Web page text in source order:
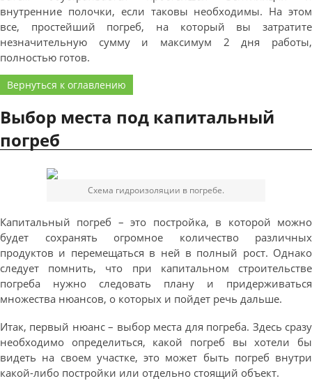
внутренние полочки, если таковы необходимы. На этом
все, простейший погреб, на который вы затратите
незначительную сумму и максимум 2 дня работы,
полностью готов.
Вернуться к оглавлению
Выбор места под капитальный
погреб
Схема гидроизоляции в погребе.
Капитальный погреб – это постройка, в которой можно
будет сохранять огромное количество различных
продуктов и перемещаться в ней в полный рост. Однако
следует помнить, что при капитальном строительстве
погреба нужно следовать плану и придерживаться
множества нюансов, о которых и пойдет речь дальше.
Итак, первый нюанс – выбор места для погреба. Здесь сразу
необходимо определиться, какой погреб вы хотели бы
видеть на своем участке, это может быть погреб внутри
какой-либо постройки или отдельно стоящий объект.